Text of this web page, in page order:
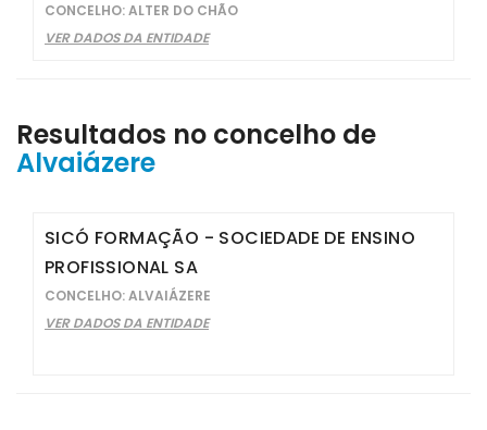
CONCELHO: ALTER DO CHÃO
VER DADOS DA ENTIDADE
Resultados no concelho de
Alvaiázere
SICÓ FORMAÇÃO - SOCIEDADE DE ENSINO
PROFISSIONAL SA
CONCELHO: ALVAIÁZERE
VER DADOS DA ENTIDADE